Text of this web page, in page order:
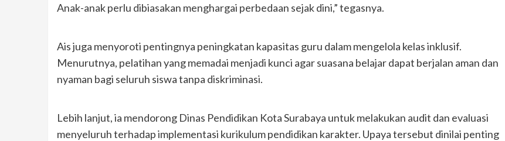
Anak-anak perlu dibiasakan menghargai perbedaan sejak dini,” tegasnya.
Ais juga menyoroti pentingnya peningkatan kapasitas guru dalam mengelola kelas inklusif.
Menurutnya, pelatihan yang memadai menjadi kunci agar suasana belajar dapat berjalan aman dan
nyaman bagi seluruh siswa tanpa diskriminasi.
Lebih lanjut, ia mendorong Dinas Pendidikan Kota Surabaya untuk melakukan audit dan evaluasi
menyeluruh terhadap implementasi kurikulum pendidikan karakter. Upaya tersebut dinilai penting